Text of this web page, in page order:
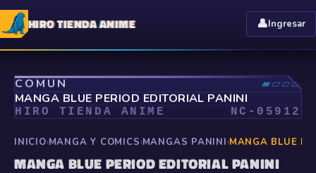
HIRO TIENDA ANIME 👤Ingresar
COMÚN ▰▱▱▱
⤢
MANGA BLUE PERIOD EDITORIAL PANINI
HIRO TIENDA ANIME NC- 05912
INICIO›MANGA Y COMICS›MANGAS PANINI›MANGA BLUE
MANGA BLUE PERIOD EDITORIAL PANINI